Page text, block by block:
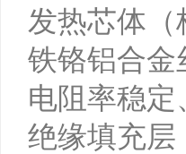
发热芯体（
铁铬铝合金
电阻率稳
绝缘填充层